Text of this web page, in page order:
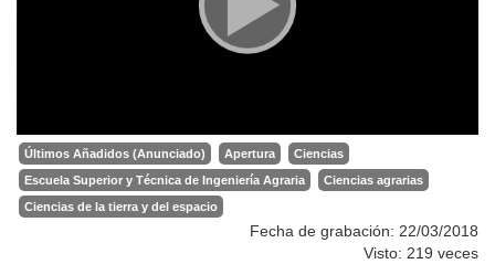
Últimos Añadidos (Anunciado) Apertura
Ciencias
Escuela Superior y Técnica de Ingeniería Agraria
Ciencias agrarias
Ciencias de la tierra y del espacio
Fecha de grabación: 22/03/2018
Visto: 219 veces